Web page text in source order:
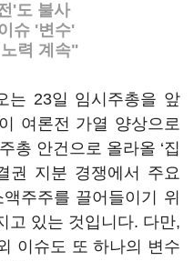
'도 불사
슈 '변수'
력 계속"
는 23일 임시주총을 앞
여론전 가열 양상으로
주총 안건으로 올라올 ‘집
권 지분 경쟁에서 주요
주주를 끌어들이기 위
고 있는 것입니다. 다만,
이슈도 또 하나의 변수